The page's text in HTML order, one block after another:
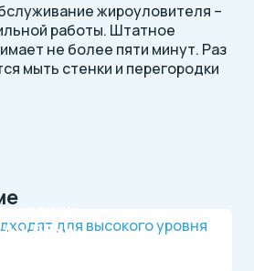
жироуловителя –
работы. Штатное
не более пяти минут. Раз
мыть стенки и перегородки
1 ДЕНЬ
работаем по договору.
для высокого уровня